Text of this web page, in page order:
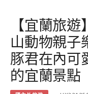
【宜蘭旅
山動物親子
豚君在內可
的宜蘭景點